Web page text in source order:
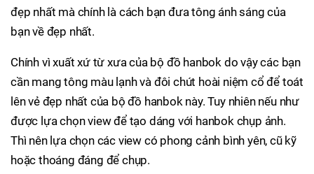
đẹp nhất mà chính là cách bạn đưa tông ánh sáng của
bạn về đẹp nhất.
Chính vì xuất xứ từ xưa của bộ đồ hanbok do vậy các bạn
cần mang tông màu lạnh và đôi chút hoài niệm cổ để toát
lên vẻ đẹp nhất của bộ đồ hanbok này. Tuy nhiên nếu như
được lựa chọn view để tạo dáng với hanbok chụp ảnh.
Thì nên lựa chọn các view có phong cảnh bình yên, cũ kỹ
hoặc thoáng đáng để chụp.